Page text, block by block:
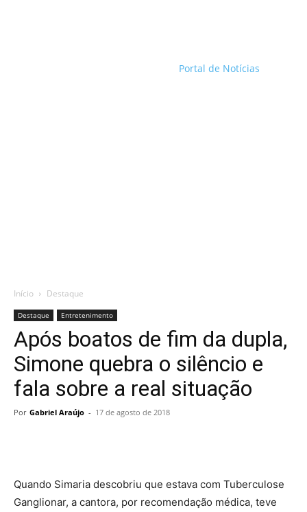
Portal de Notícias
Início Destaque
Destaque Entretenimento
Após boatos de fim da dupla,
Simone quebra o silêncio e
fala sobre a real situação
Por Gabriel Araújo - 17 de agosto de 2018
Quando Simaria descobriu que estava com Tuberculose
Ganglionar, a cantora, por recomendação médica, teve